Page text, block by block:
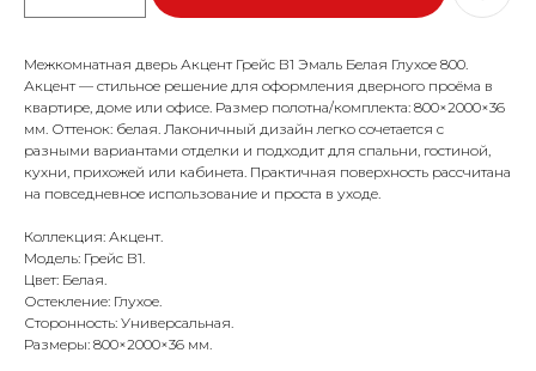
Межкомнатная дверь Акцент Грейс В1 Эмаль Белая Глухое 800.
Акцент — стильное решение для оформления дверного проёма в
квартире, доме или офисе. Размер полотна/комплекта: 800×2000×36
мм. Оттенок: белая. Лаконичный дизайн легко сочетается с
разными вариантами отделки и подходит для спальни, гостиной,
кухни, прихожей или кабинета. Практичная поверхность рассчитана
на повседневное использование и проста в уходе.
Коллекция: Акцент.
Модель: Грейс В1.
Цвет: Белая.
Остекление: Глухое.
Сторонность: Универсальная.
Размеры: 800×2000×36 мм.